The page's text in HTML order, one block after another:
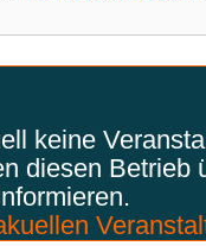
keine
diesen Betrieb